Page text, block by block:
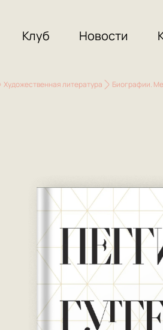
Клуб Новости
Художественная литература Биографии.